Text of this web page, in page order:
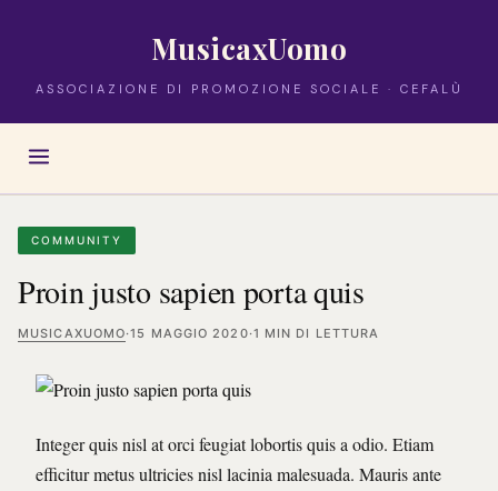
MusicaxUomo
ASSOCIAZIONE DI PROMOZIONE SOCIALE · CEFALÙ
COMMUNITY
Proin justo sapien porta quis
MUSICAXUOMO·15 MAGGIO 2020·1 MIN DI LETTURA
Integer quis nisl at orci feugiat lobortis quis a odio. Etiam
efficitur metus ultricies nisl lacinia malesuada. Mauris ante